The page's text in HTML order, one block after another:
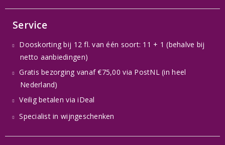
Service
Dooskorting bij 12 fl. van één soort: 11 + 1 (behalve bij
netto aanbiedingen)
Gratis bezorging vanaf €75,00 via PostNL (in heel
Nederland)
Veilig betalen via iDeal
Specialist in wijngeschenken